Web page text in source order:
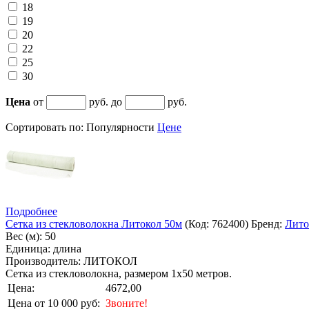
18
19
20
22
25
30
Цена от руб. до руб.
Сортировать по: Популярности Цене
Подробнее
Сетка из стекловолокна Литокол 50м (Код: 762400) Бренд:
Вес (м): 50
Единица: длина
Производитель: ЛИТОКОЛ
Сетка из стекловолокна, размером 1х50 метров.
Цена:
4672,00
Цена от 10 000 руб: Звоните!